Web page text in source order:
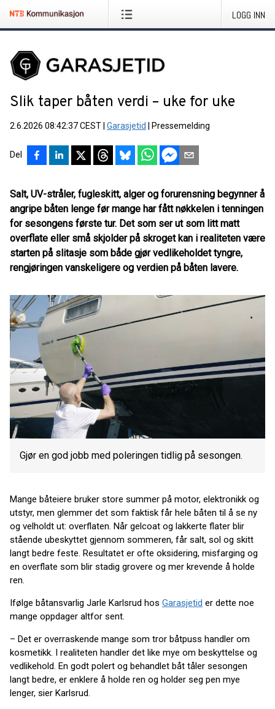
LOGG INN
Slik taper båten verdi – uke for uke
2.6.2026 08:42:37 CEST Garasjetid Pressemelding
Del
Salt, UV-stråler, fugleskitt, alger og forurensning begynner å
angripe båten lenge før mange har fått nøkkelen i tenningen
for sesongens første tur. Det som ser ut som litt matt
overflate eller små skjolder på skroget kan i realiteten være
starten på slitasje som både gjør vedlikeholdet tyngre,
rengjøringen vanskeligere og verdien på båten lavere.
Gjør en god jobb med poleringen tidlig på sesongen.
Mange båteiere bruker store summer på motor, elektronikk og
utstyr, men glemmer det som faktisk får hele båten til å se ny
og velholdt ut: overflaten. Når gelcoat og lakkerte flater blir
stående ubeskyttet gjennom sommeren, får salt, sol og skitt
langt bedre feste. Resultatet er ofte oksidering, misfarging og
en overflate som blir stadig grovere og mer krevende å holde
ren.
Ifølge båtansvarlig Jarle Karlsrud hos Garasjetid er dette noe
mange oppdager altfor sent.
– Det er overraskende mange som tror båtpuss handler om
kosmetikk. I realiteten handler det like mye om beskyttelse og
vedlikehold. En godt polert og behandlet båt tåler sesongen
langt bedre, er enklere å holde ren og holder seg pen mye
lenger, sier Karlsrud.